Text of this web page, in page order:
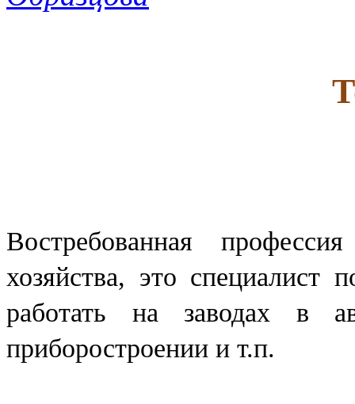
Востребованная
хозяйства, это специалист
работать на заводах в
приборостроении и т.п.